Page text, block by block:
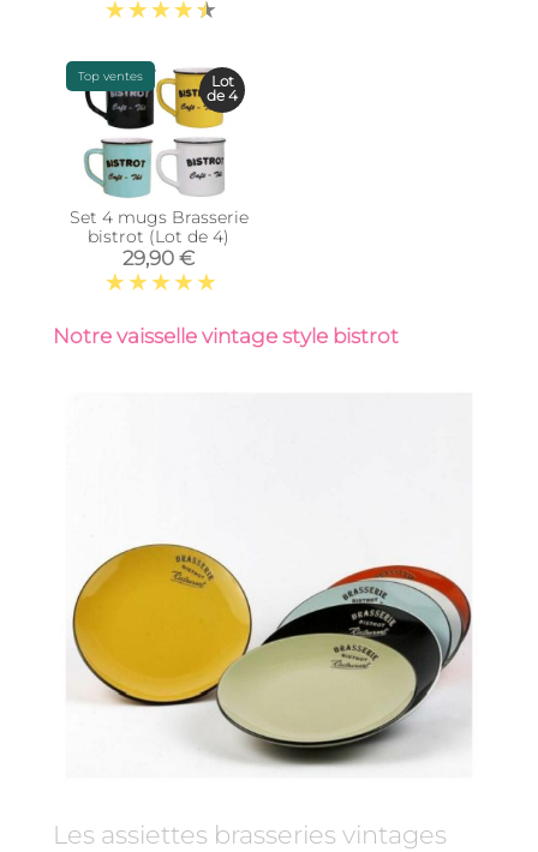
Top ventes
Set 4 mugs Brasserie
bistrot (Lot de 4)
29,90 €
Lot
de 4
Notre vaisselle vintage style bistrot
Les assiettes brasseries vintages